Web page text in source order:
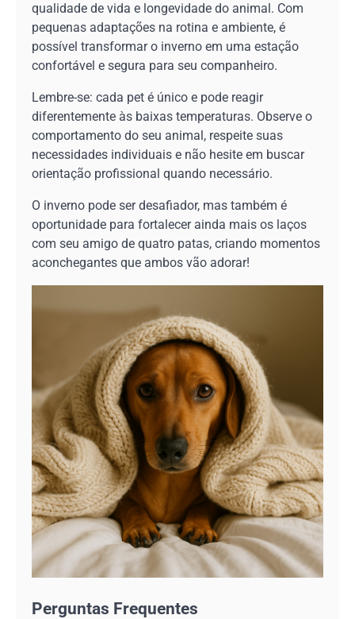
qualidade de vida e longevidade do animal. Com
pequenas adaptações na rotina e ambiente, é
possível transformar o inverno em uma estação
confortável e segura para seu companheiro.
Lembre-se: cada pet é único e pode reagir
diferentemente às baixas temperaturas. Observe o
comportamento do seu animal, respeite suas
necessidades individuais e não hesite em buscar
orientação profissional quando necessário.
O inverno pode ser desafiador, mas também é
oportunidade para fortalecer ainda mais os laços
com seu amigo de quatro patas, criando momentos
aconchegantes que ambos vão adorar!
Perguntas Frequentes